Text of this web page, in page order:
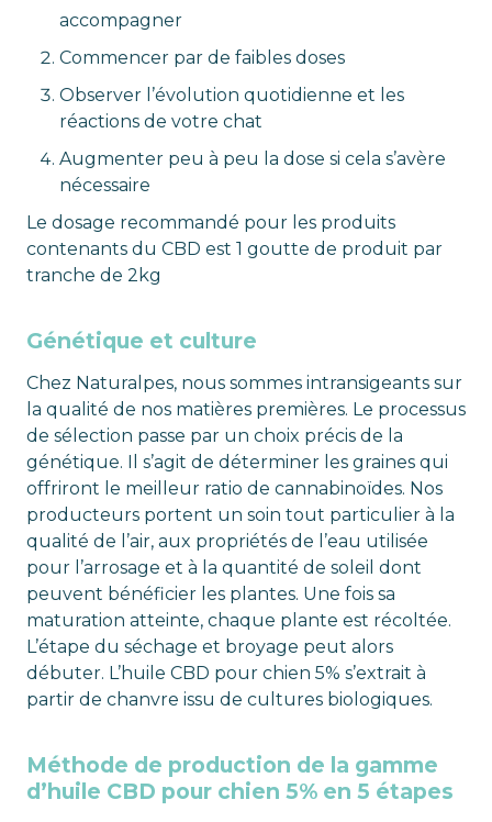
accompagner
Commencer par de faibles doses
Observer l’évolution quotidienne et les
réactions de votre chat
Augmenter peu à peu la dose si cela s’avère
nécessaire
Le dosage recommandé pour les produits
contenants du CBD est 1 goutte de produit par
tranche de 2kg
Génétique et culture
Chez Naturalpes, nous sommes intransigeants sur
la qualité de nos matières premières. Le processus
de sélection passe par un choix précis de la
génétique. Il s’agit de déterminer les graines qui
offriront le meilleur ratio de cannabinoïdes. Nos
producteurs portent un soin tout particulier à la
qualité de l’air, aux propriétés de l’eau utilisée
pour l’arrosage et à la quantité de soleil dont
peuvent bénéficier les plantes. Une fois sa
maturation atteinte, chaque plante est récoltée.
L’étape du séchage et broyage peut alors
débuter. L’huile CBD pour chien 5% s’extrait à
partir de chanvre issu de cultures biologiques.
Méthode de production de la gamme
d’huile CBD pour chien 5% en 5 étapes